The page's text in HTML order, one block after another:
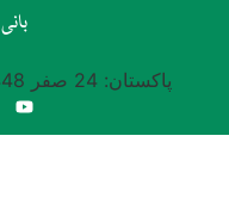
پاکستان: 24 صفر 1448